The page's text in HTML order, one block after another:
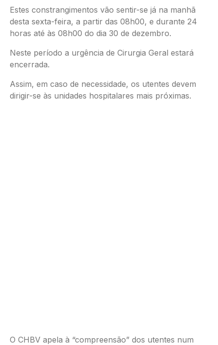
Estes constrangimentos vão sentir-se já na manhã
desta sexta-feira, a partir das 08h00, e durante 24
horas até às 08h00 do dia 30 de dezembro.
Neste período a urgência de Cirurgia Geral estará
encerrada.
Assim, em caso de necessidade, os utentes devem
dirigir-se às unidades hospitalares mais próximas.
O CHBV apela à “compreensão” dos utentes num